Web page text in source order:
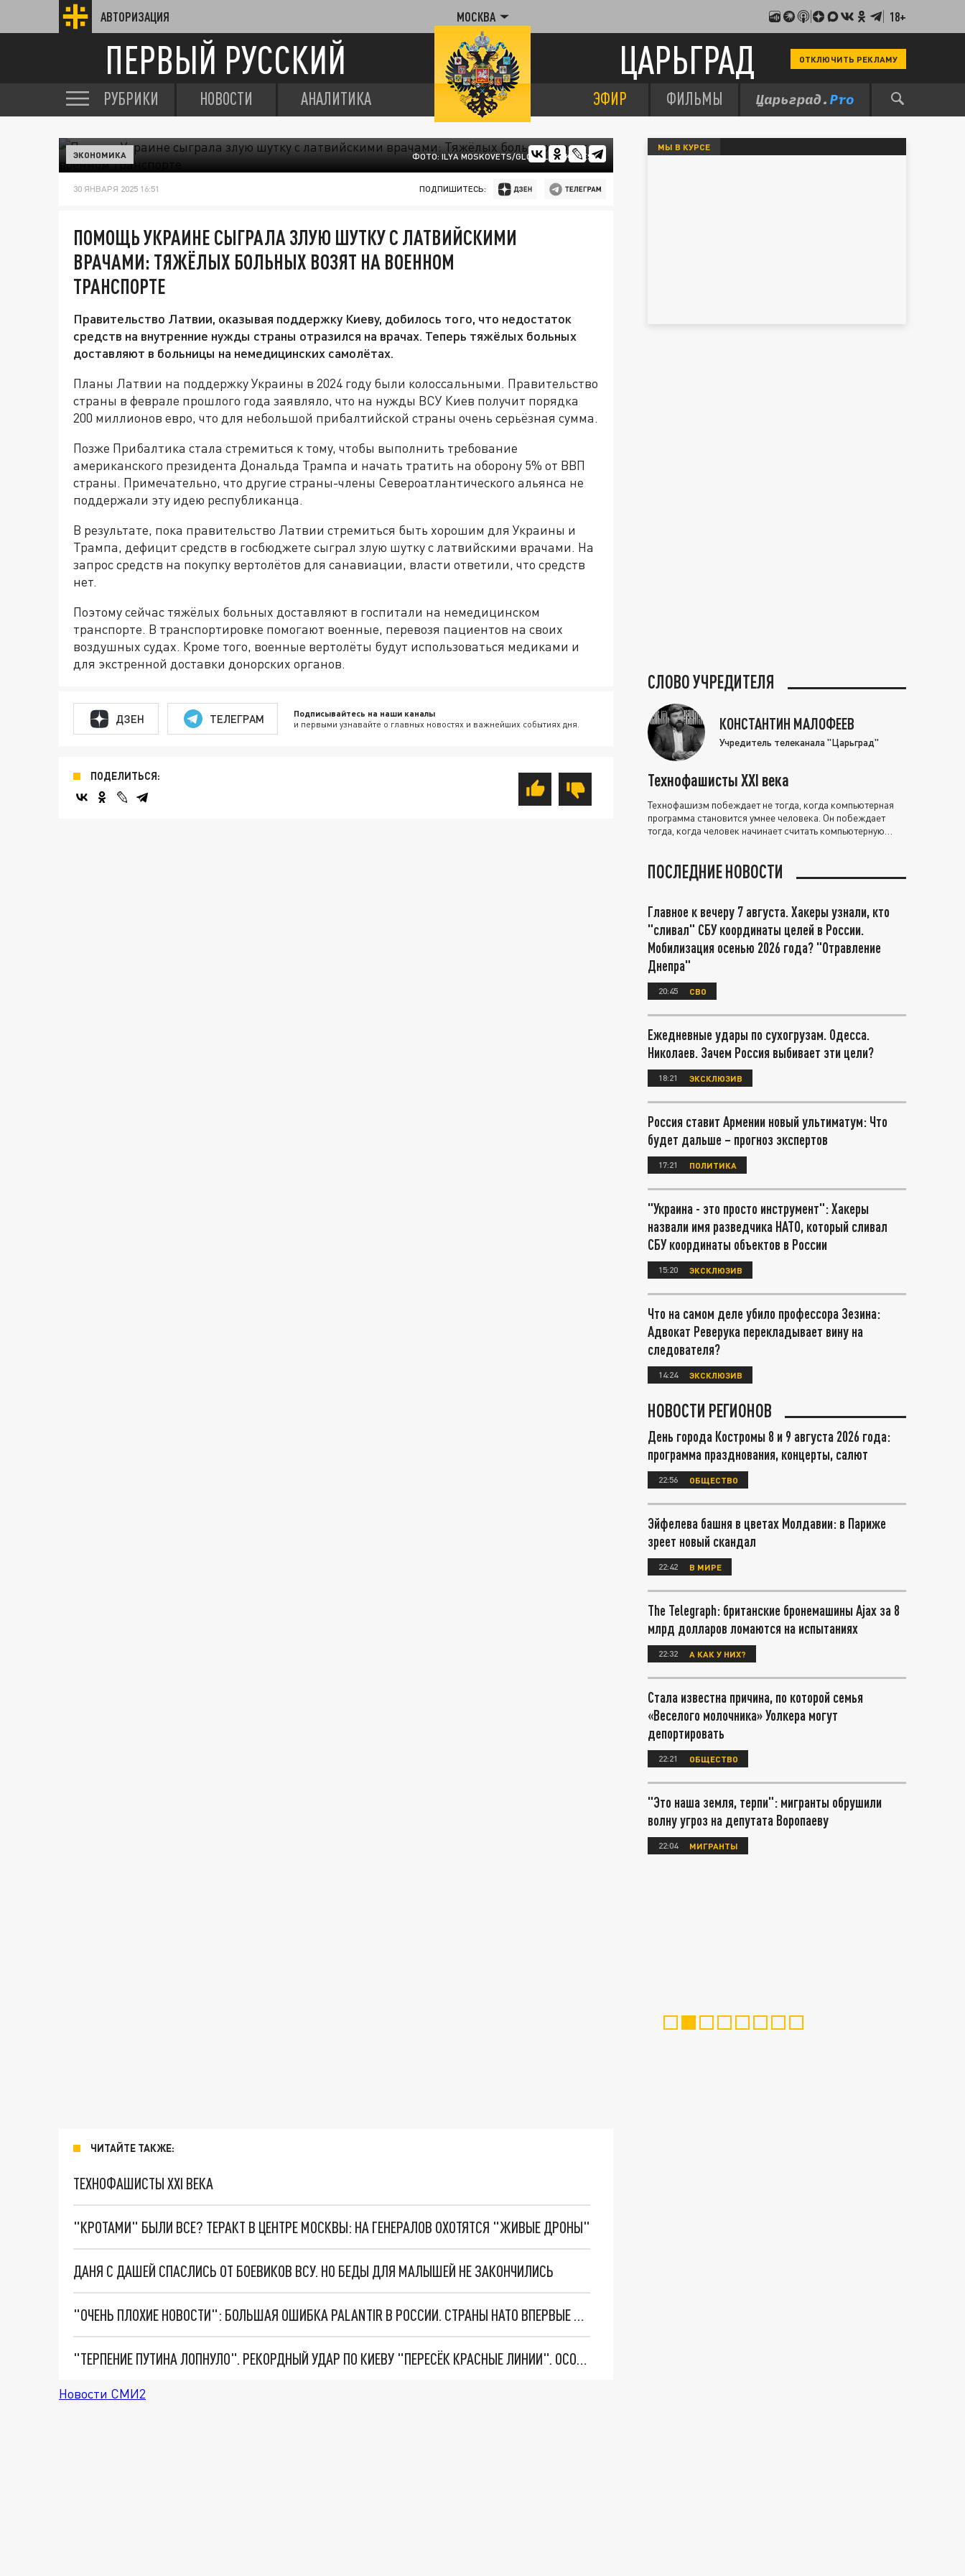
АВТОРИЗАЦИЯ МОСКВА 18+
ПЕРВЫЙ РУССКИЙ ЦАРЬГРАД ОТКЛЮЧИТЬ РЕКЛАМУ
РУБРИКИ НОВОСТИ АНАЛИТИКА ЭФИР ФИЛЬМЫ
ФОТО: ILYA MOSKOVETS/GLOBALLOOKPRESS
ЭКОНОМИКА
30 ЯНВАРЯ 2025 16:51 ПОДПИШИТЕСЬ:
ПОМОЩЬ УКРАИНЕ СЫГРАЛА ЗЛУЮ ШУТКУ С ЛАТВИЙСКИМИ
ВРАЧАМИ: ТЯЖЁЛЫХ БОЛЬНЫХ ВОЗЯТ НА ВОЕННОМ
ТРАНСПОРТЕ
Правительство Латвии, оказывая поддержку Киеву, добилось того, что недостаток
средств на внутренние нужды страны отразился на врачах. Теперь тяжёлых больных
доставляют в больницы на немедицинских самолётах.
Планы Латвии на поддержку Украины в 2024 году были колоссальными. Правительство
страны в феврале прошлого года заявляло, что на нужды ВСУ Киев получит порядка
200 миллионов евро, что для небольшой прибалтийской страны очень серьёзная сумма.
Позже Прибалтика стала стремиться к тому, чтобы выполнить требование
американского президента Дональда Трампа и начать тратить на оборону 5% от ВВП
страны. Примечательно, что другие страны-члены Североатлантического альянса не
поддержали эту идею республиканца.
В результате, пока правительство Латвии стремиться быть хорошим для Украины и
Трампа, дефицит средств в госбюджете сыграл злую шутку с латвийскими врачами. На
запрос средств на покупку вертолётов для санавиации, власти ответили, что средств
нет.
Поэтому сейчас тяжёлых больных доставляют в госпитали на немедицинском
транспорте. В транспортировке помогают военные, перевозя пациентов на своих
воздушных судах. Кроме того, военные вертолёты будут использоваться медиками и
для экстренной доставки донорских органов.
ДЗЕН ТЕЛЕГРАМ Подписывайтесь на наши каналы
и первыми узнавайте о главных новостях и важнейших событиях дня.
ПОДЕЛИТЬСЯ:
ЧИТАЙТЕ ТАКЖЕ:
ТЕХНОФАШИСТЫ XXI ВЕКА
"КРОТАМИ" БЫЛИ ВСЕ? ТЕРАКТ В ЦЕНТРЕ МОСКВЫ: НА ГЕНЕРАЛОВ ОХОТЯТСЯ "ЖИВЫЕ ДРОНЫ"
ДАНЯ С ДАШЕЙ СПАСЛИСЬ ОТ БОЕВИКОВ ВСУ. НО БЕДЫ ДЛЯ МАЛЫШЕЙ НЕ ЗАКОНЧИЛИСЬ
"ОЧЕНЬ ПЛОХИЕ НОВОСТИ": БОЛЬШАЯ ОШИБКА PALANTIR В РОССИИ. СТРАНЫ НАТО ВПЕРВЫЕ ЗА СВО ОСТАНОВИЛИ ПОСТАВКИ ОРУЖИЯ. ВСУ ТЕРЯЮТ ПРИГРАНИЧЬЕ?
"ТЕРПЕНИЕ ПУТИНА ЛОПНУЛО". РЕКОРДНЫЙ УДАР ПО КИЕВУ "ПЕРЕСЁК КРАСНЫЕ ЛИНИИ". ОСОБЫЕ СПЕЦЫ КНДР НА ЛБС? ТАЙНЫЕ ПЕРЕГОВОРЫ ЕВРОПЫ И МОСКВЫ
Новости СМИ2
МЫ В КУРСЕ
СЛОВО УЧРЕДИТЕЛЯ
КОНСТАНТИН МАЛОФЕЕВ
Учредитель телеканала "Царьград"
Технофашисты XXI века
Технофашизм побеждает не тогда, когда компьютерная
программа становится умнее человека. Он побеждает
тогда, когда человек начинает считать компьютерную
ПОСЛЕДНИЕ НОВОСТИ
Главное к вечеру 7 августа. Хакеры узнали, кто
"сливал" СБУ координаты целей в России.
Мобилизация осенью 2026 года? "Отравление
Днепра"
20:45 СВО
Ежедневные удары по сухогрузам. Одесса.
Николаев. Зачем Россия выбивает эти цели?
18:21 ЭКСКЛЮЗИВ
Россия ставит Армении новый ультиматум: Что
будет дальше – прогноз экспертов
17:21 ПОЛИТИКА
"Украина - это просто инструмент": Хакеры
назвали имя разведчика НАТО, который сливал
СБУ координаты объектов в России
15:20 ЭКСКЛЮЗИВ
Что на самом деле убило профессора Зезина:
Адвокат Реверука перекладывает вину на
следователя?
14:24 ЭКСКЛЮЗИВ
НОВОСТИ РЕГИОНОВ
День города Костромы 8 и 9 августа 2026 года:
программа празднования, концерты, салют
22:56 ОБЩЕСТВО
Эйфелева башня в цветах Молдавии: в Париже
зреет новый скандал
22:42 В МИРЕ
The Telegraph: британские бронемашины Ajax за 8
млрд долларов ломаются на испытаниях
22:32 А КАК У НИХ?
Стала известна причина, по которой семья
«Веселого молочника» Уолкера могут
депортировать
22:21 ОБЩЕСТВО
"Это наша земля, терпи": мигранты обрушили
волну угроз на депутата Воропаеву
22:04 МИГРАНТЫ